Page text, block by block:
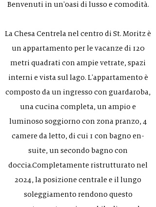
Benvenuti in un'oasi di lusso e comodità.
La Chesa Centrela nel centro di St. Moritz è
un appartamento per le vacanze di 120
metri quadrati con ampie vetrate, spazi
interni e vista sul lago. L'appartamento è
composto da un ingresso con guardaroba,
una cucina completa, un ampio e
luminoso soggiorno con zona pranzo, 4
camere da letto, di cui 1 con bagno en-
suite, un secondo bagno con
doccia.Completamente ristrutturato nel
2024, la posizione centrale e il lungo
soleggiamento rendono questo